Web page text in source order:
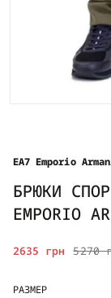
EA7 Emporio
БРЮКИ
EMPORIO
5270
2635 грн
РАЗМЕР